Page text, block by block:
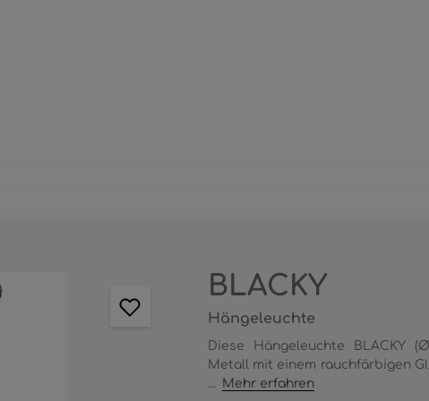
BLACKY
Hängeleuchte
Diese Hängeleuchte BLACKY
Metall mit einem rauchfärbigen
...
Mehr erfahren